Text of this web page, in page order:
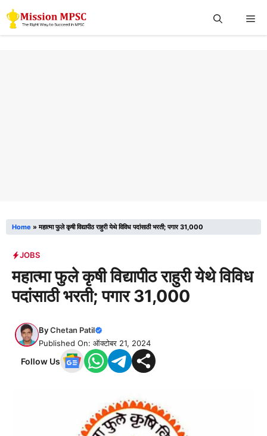
Skip
to
Home »महात्मा फुले कृषी विद्यापीठ राहुरी येथे विविध पदांसाठी भरती; पगार 31,000
JOBS
महात्मा फुले कृषी विद्यापीठ राहुरी येथे विविध
पदांसाठी भरती; पगार 31,000
ByChetan Patil
Published On: ऑक्टोबर 21, 2024
Follow Us